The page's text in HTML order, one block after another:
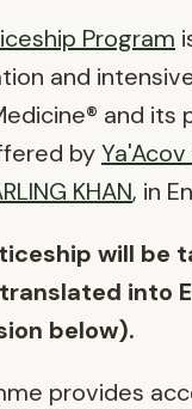
Program
and
and its
by
KHAN, in
will be
into
below).
provides